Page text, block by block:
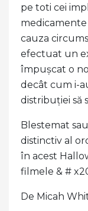
pe toti cei
cauza
efectuat un
împușcat o
decât cum i-
distribuției să
Blestemat
distinctiv al
în acest
filmele & #
De Micah